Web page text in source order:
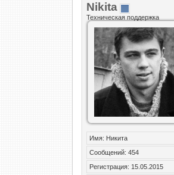
Nikita
Техническая поддержка
Имя: Никита
Сообщений: 454
Регистрация: 15.05.2015